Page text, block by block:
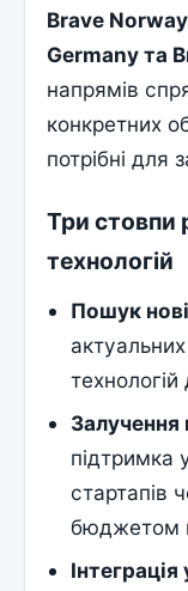
Brave
Germany та
напрямів
конкретних
потрібні для
Три стовпи
технологій
Пошук
Залучення
підтримка
стартапів
бюджетом